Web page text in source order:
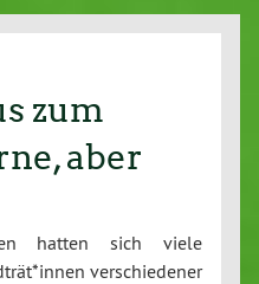
zum
aber
hatten sich viele
verschiedener